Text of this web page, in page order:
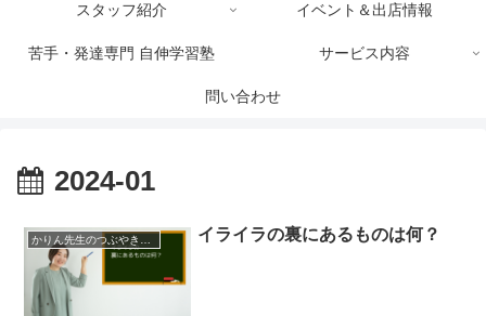
スタッフ紹介 イベント＆出店情報
苦手・発達専門 自伸学習塾 サービス内容
問い合わせ
2024-01
イライラの裏にあるものは何？